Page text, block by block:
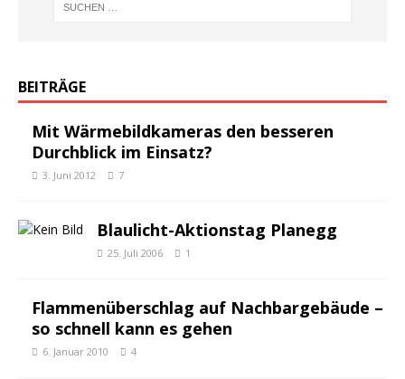
BEITRÄGE
Mit Wärmebildkameras den besseren
Durchblick im Einsatz?
3. Juni 2012 7
Blaulicht-Aktionstag Planegg
25. Juli 2006 1
Flammenüberschlag auf Nachbargebäude –
so schnell kann es gehen
6. Januar 2010 4